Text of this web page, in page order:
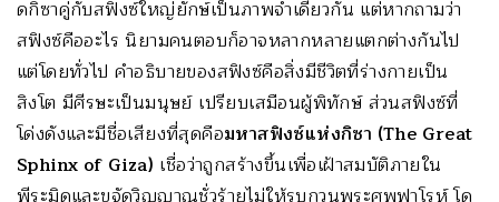
ดกิซาคู่กับสฟิงซ์ใหญ่ยักษ์เป็นภาพจำเดียวกัน แต่หากถามว่า
สฟิงซ์คืออะไร นิยามคนตอบก็อาจหลากหลายแตกต่างกันไป
แต่โดยทั่วไป คำอธิบายของสฟิงซ์คือสิ่งมีชีวิตที่ร่างกายเป็น
สิงโต มีศีรษะเป็นมนุษย์ เปรียบเสมือนผู้พิทักษ์ ส่วนสฟิงซ์ที่
โด่งดังและมีชื่อเสียงที่สุดคือมหาสฟิงซ์แห่งกิซา (The Great
Sphinx of Giza) เชื่อว่าถูกสร้างขึ้นเพื่อเฝ้าสมบัติภายใน